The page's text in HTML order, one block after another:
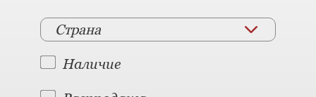
Страна
Наличие